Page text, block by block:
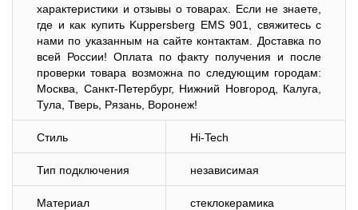
характеристики и отзывы о товарах. Если не знаете,
где и как купить Kuppersberg EMS 901, свяжитесь с
нами по указанным на сайте контактам. Доставка по
всей России! Оплата по факту получения и после
проверки товара возможна по следующим городам:
Москва, Санкт-Петербург, Нижний Новгород, Калуга,
Тула, Тверь, Рязань, Воронеж!
Стиль Hi-Tech
Тип подключения независимая
Материал
стеклокерамика